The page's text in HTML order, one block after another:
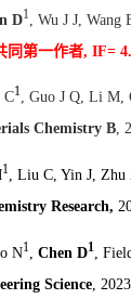
D1 , Wu J J, Wang
同第一作者, IF=
C1, Guo J Q, Li M,
Chemistry B,
1, Liu C, Yin J, Zhu
Research,
N1 Chen D1 ,
Science ,